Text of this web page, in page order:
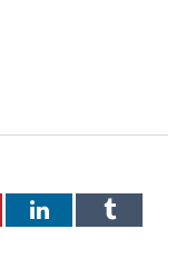
LinkedInTumblr